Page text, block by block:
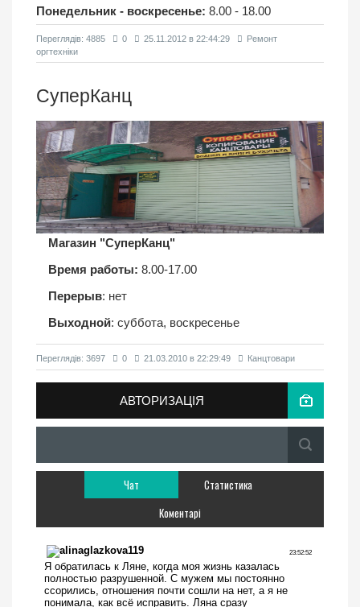
Понедельник - воскресенье: 8.00 - 18.00
Переглядiв: 4885 0 25.11.2012 в 22:44:29
Ремонт
оргтехніки
СуперКанц
Магазин "СуперКанц"
Время работы: 8.00-17.00
Перерыв: нет
Выходной: суббота, воскресенье
Переглядiв: 3697 0 21.03.2010 в 22:29:49 Канцтовари
АВТОРИЗАЦІЯ
Чат
Статистика
Коментарі